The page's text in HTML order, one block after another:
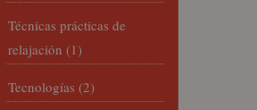
Técnicas prácticas de
relajación (1)
Tecnologías (2)